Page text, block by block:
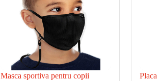
Masca sportiva pentru copii